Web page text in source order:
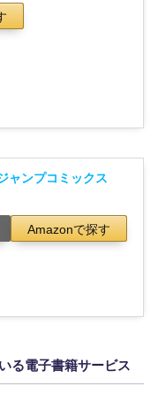
ャンプコミックス
Amazonで探す
る電子書籍サービス